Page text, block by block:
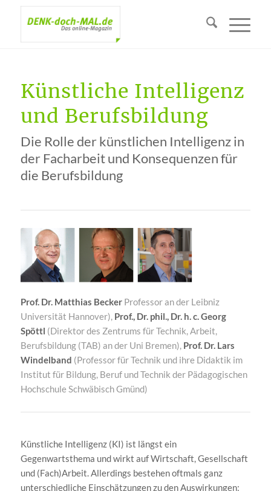
Künstliche Intelligenz
und Berufsbildung
Die Rolle der künstlichen Intelligenz in
der Facharbeit und Konsequenzen für
die Berufsbildung
Prof. Dr. Matthias BeckerProfessor an der Leibniz
Universität Hannover), Prof., Dr. phil., Dr. h. c. Georg
Spöttl (Direktor des Zentrums für Technik, Arbeit,
Berufsbildung (TAB) an der Uni Bremen), Prof. Dr. Lars
Windelband (Professor für Technik und ihre Didaktik im
Institut für Bildung, Beruf und Technik der Pädagogischen
Hochschule Schwäbisch Gmünd)
Künstliche Intelligenz (KI) ist längst ein
Gegenwartsthema und wirkt auf Wirtschaft, Gesellschaft
und (Fach)Arbeit. Allerdings bestehen oftmals ganz
unterschiedliche Einschätzungen zu den Auswirkungen: